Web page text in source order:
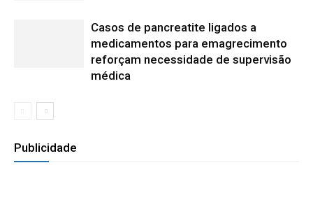
Casos de pancreatite ligados a
medicamentos para emagrecimento
reforçam necessidade de supervisão
médica
Publicidade